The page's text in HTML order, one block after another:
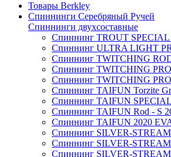
Товары Berkley
Спиннинги Серебряный Ручей
Спиннинги двухсоставные
Спиннинг TROUT SPECIAL
Спиннинг ULTRA LIGHT
Спиннинг TWITCHING
Спиннинг TWITCHING
Спиннинг TWITCHING PRO
Спиннинг TAIFUN Torzite
Спиннинг TAIFUN SPECIAL
Спиннинг TAIFUN Rod - S
Спиннинг TAIFUN 2020
Спиннинг SILVER-
Спиннинг SILVER-
Спиннинг SILVER-STREAM